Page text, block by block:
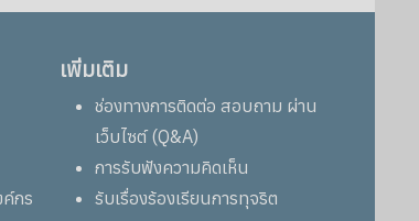
กร
เพิ่มเติม
ช่องทางการติดต่อ สอบถาม ผ่าน
เว็บไซต์ (Q&A)
การรับฟังความคิดเห็น
รับเรื่องร้องเรียนการทุจริต